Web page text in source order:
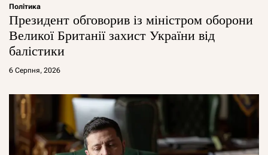
Політика
Президент обговорив із міністром оборони
Великої Британії захист України від
балістики
6 Серпня, 2026